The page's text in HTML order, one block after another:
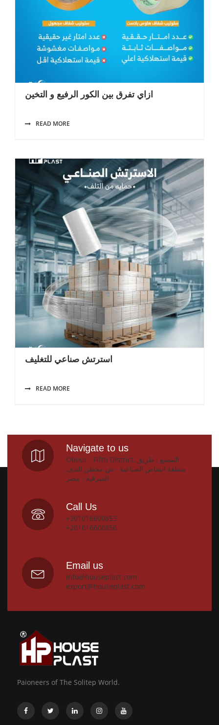
ازاي تفرق بين الكور الرفيع و التخين
READ MORE
استرتش صناعي للتغليف
READ MORE
Navigate to us
Obour - Fifth District, المصنع : طريق
منطقة انشاص الصناعية - ش محطن الندى,
الشرقية - مصر
Call Us
+201016600853
+201016600850
Email us
info@houseplast.com
export@houseplast.com
Paioneers of The Solitep World.